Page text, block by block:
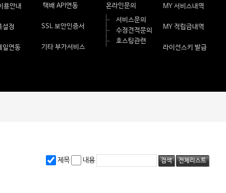
용안내
설정
일연동
택배 API연동
SSL 보안인증서
기타 부가서비스
온라인문의
서비스문의
수정견적문의
호스팅관련
MY 서비스내역
MY 적립금내역
라이선스키 발급
제목 내용